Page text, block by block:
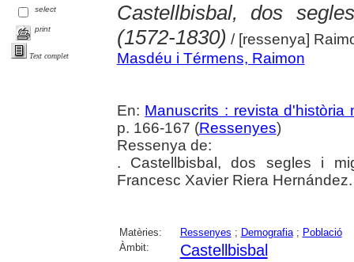
select
print
Text complet
Castellbisbal, dos
(1572-1830) / [ressenya]
Masdéu i Térmens, Raimon
En: Manuscrits : revista d'història
p. 166-167 (Ressenyes)
Ressenya de:
. Castellbisbal, dos segles i
Francesc Xavier Riera
Matèries: Ressenyes ; Demografia; Població
Àmbit:
Castellbisbal